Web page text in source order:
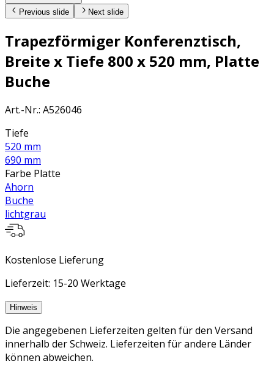
Previous slide Next slide
Trapezförmiger Konferenztisch,
Breite x Tiefe 800 x 520 mm, Platte
Buche
Art.-Nr.: A526046
Tiefe
520 mm
690 mm
Farbe Platte
Ahorn
Buche
lichtgrau
Kostenlose Lieferung
Lieferzeit: 15-20 Werktage
Hinweis
Die angegebenen Lieferzeiten gelten für den Versand
innerhalb der Schweiz. Lieferzeiten für andere Länder
können abweichen.